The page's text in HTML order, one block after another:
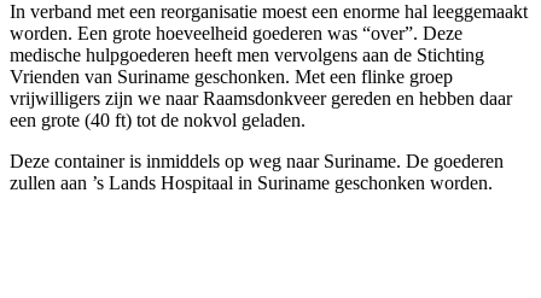
In verband met een reorganisatie moest een enorme hal leeggemaakt
worden. Een grote hoeveelheid goederen was “over”. Deze
medische hulpgoederen heeft men vervolgens aan de Stichting
Vrienden van Suriname geschonken. Met een flinke groep
vrijwilligers zijn we naar Raamsdonkveer gereden en hebben daar
een grote (40 ft) tot de nokvol geladen.
Deze container is inmiddels op weg naar Suriname. De goederen
zullen aan ’s Lands Hospitaal in Suriname geschonken worden.